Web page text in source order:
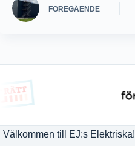
FÖREGÅENDE
Välkommen till EJ:s Elektriska!